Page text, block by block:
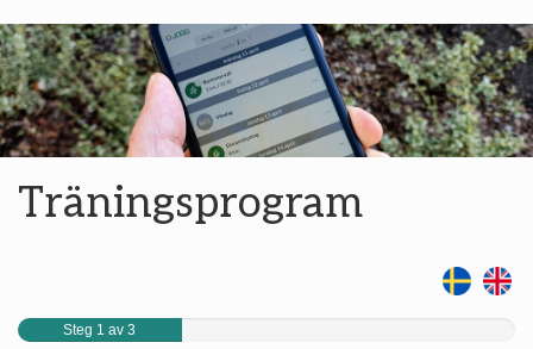
Träningsprogram
Steg 1 av 3